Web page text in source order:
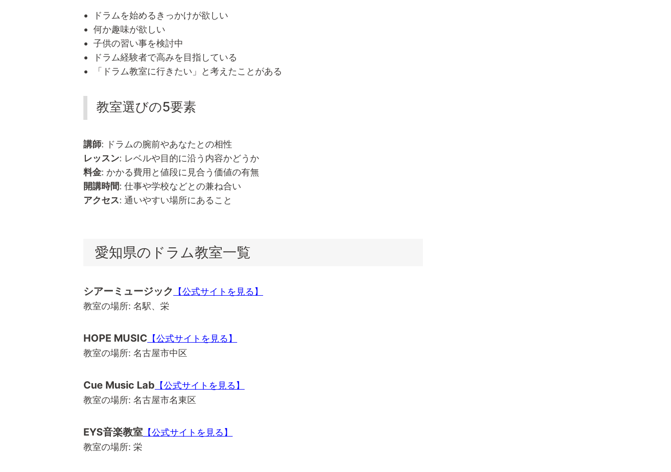
ドラムを始めるきっかけが欲しい
何か趣味が欲しい
子供の習い事を検討中
ドラム経験者で高みを目指している
「ドラム教室に行きたい」と考えたことがある
教室選びの5要素
講師: ドラムの腕前やあなたとの相性
レッスン: レベルや目的に沿う内容かどうか
料金: かかる費用と値段に見合う価値の有無
開講時間: 仕事や学校などとの兼ね合い
アクセス: 通いやすい場所にあること
愛知県のドラム教室一覧
シアーミュージック 【公式サイトを見る】
教室の場所: 名駅、栄
HOPE MUSIC 【公式サイトを見る】
教室の場所: 名古屋市中区
Cue Music Lab 【公式サイトを見る】
教室の場所: 名古屋市名東区
EYS音楽教室 【公式サイトを見る】
教室の場所: 栄